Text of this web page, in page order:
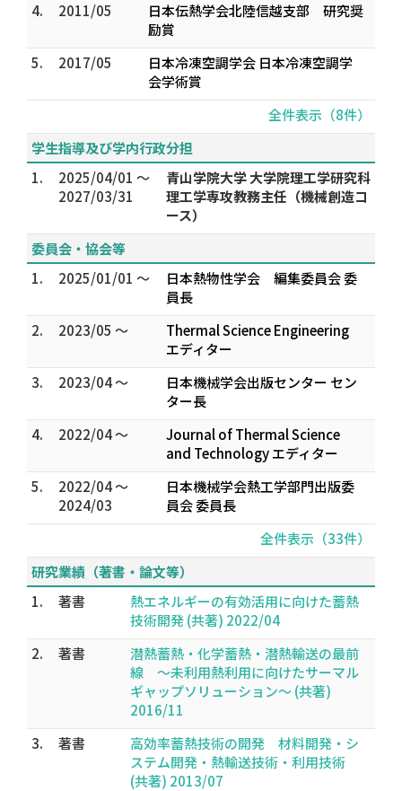
4.
2011/05
日本伝熱学会北陸信越支部 研究奨
励賞
5.
2017/05
日本冷凍空調学会 日本冷凍空調学
会学術賞
全件表示（8件）
学生指導及び学内行政分担
1.
2025/04/01 ～
2027/03/31
青山学院大学 大学院理工学研究科
理工学専攻教務主任（機械創造コ
ース）
委員会・協会等
1.
2025/01/01 ～
日本熱物性学会 編集委員会 委
員長
2.
2023/05 ～
Thermal Science Engineering
エディター
3.
2023/04 ～
日本機械学会出版センター セン
ター長
4.
2022/04 ～
Journal of Thermal Science
and Technology エディター
5.
2022/04 ～
2024/03
日本機械学会熱工学部門出版委
員会 委員長
全件表示（33件）
研究業績（著書・論文等）
1.
著書
熱エネルギーの有効活用に向けた蓄熱
技術開発 (共著) 2022/04
2.
著書
潜熱蓄熱・化学蓄熱・潜熱輸送の最前
線 ～未利用熱利用に向けたサーマル
ギャップソリューション～ (共著)
2016/11
3.
著書
高効率蓄熱技術の開発 材料開発・シ
ステム開発・熱輸送技術・利用技術
(共著) 2013/07